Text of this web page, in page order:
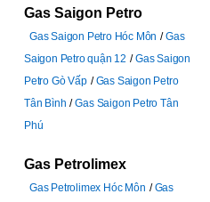
Gas Saigon Petro
Gas Saigon Petro Hóc Môn
Gas
Saigon Petro quận 12
Gas Saigon
Petro Gò Vấp
Gas Saigon Petro
Tân Bình
Gas Saigon Petro Tân
Phú
Gas Petrolimex
Gas Petrolimex Hóc Môn
Gas